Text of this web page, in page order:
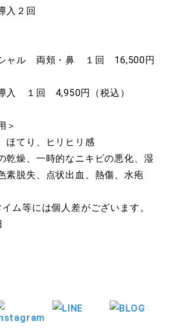
入２回
シャル 両頬・鼻 １回 16,500円
入 １回 4,950円（税込）
＞
ほてり、ヒリヒリ感
乾燥、一時的なニキビの悪化、湿
素脱失、点状出血、熱傷、水疱
ム等には個人差がございます。